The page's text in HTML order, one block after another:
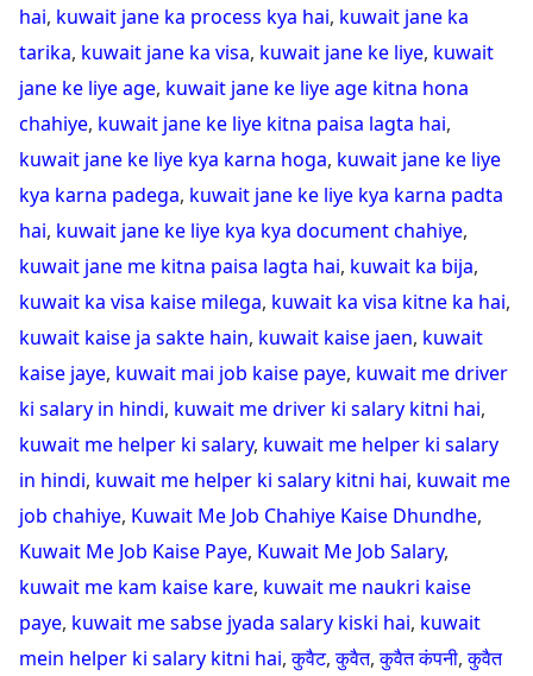
hai, kuwait jane ka process kya hai, kuwait jane ka
tarika, kuwait jane ka visa, kuwait jane ke liye, kuwait
jane ke liye age, kuwait jane ke liye age kitna hona
chahiye, kuwait jane ke liye kitna paisa lagta hai,
kuwait jane ke liye kya karna hoga, kuwait jane ke liye
kya karna padega, kuwait jane ke liye kya karna padta
hai, kuwait jane ke liye kya kya document chahiye,
kuwait jane me kitna paisa lagta hai, kuwait ka bija,
kuwait ka visa kaise milega, kuwait ka visa kitne ka hai,
kuwait kaise ja sakte hain, kuwait kaise jaen, kuwait
kaise jaye, kuwait mai job kaise paye, kuwait me driver
ki salary in hindi, kuwait me driver ki salary kitni hai,
kuwait me helper ki salary, kuwait me helper ki salary
in hindi, kuwait me helper ki salary kitni hai, kuwait me
job chahiye, Kuwait Me Job Chahiye Kaise Dhundhe,
Kuwait Me Job Kaise Paye, Kuwait Me Job Salary,
kuwait me kam kaise kare, kuwait me naukri kaise
paye, kuwait me sabse jyada salary kiski hai, kuwait
mein helper ki salary kitni hai,कुवैट,कुवैत,कुवैत कंपनी,कुवैत